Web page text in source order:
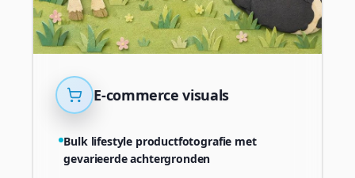
E-commerce visuals
Bulk lifestyle productfotografie met
gevarieerde achtergronden